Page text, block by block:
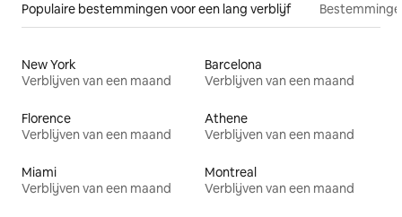
Populaire bestemmingen voor een lang verblijf
New York
Verblijven van een maand
Barcelona
Verblijven van een maand
Florence
Verblijven van een maand
Athene
Verblijven van een maand
Miami
Verblijven van een maand
Montreal
Verblijven van een maand